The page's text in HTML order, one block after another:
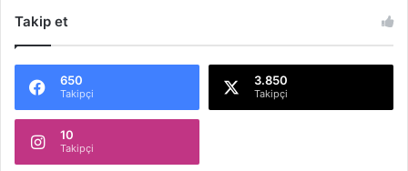
Takip et
650
Takipçi
3.850
Takipçi
10
Takipçi